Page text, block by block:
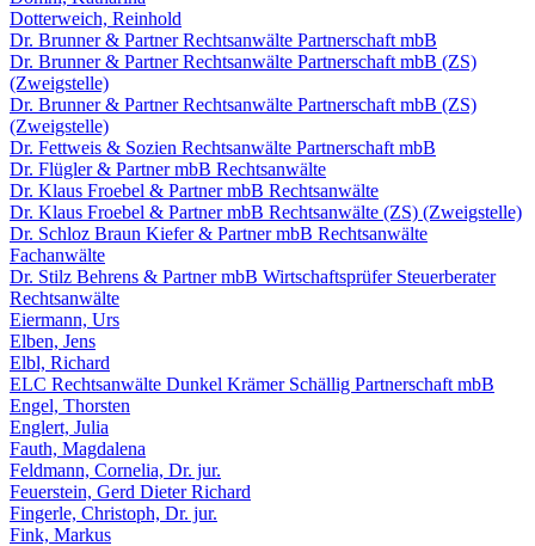
Dotterweich, Reinhold
Dr. Brunner & Partner Rechtsanwälte Partnerschaft mbB
Dr. Brunner & Partner Rechtsanwälte Partnerschaft mbB (ZS)
(Zweigstelle)
Dr. Brunner & Partner Rechtsanwälte Partnerschaft mbB (ZS)
(Zweigstelle)
Dr. Fettweis & Sozien Rechtsanwälte Partnerschaft mbB
Dr. Flügler & Partner mbB Rechtsanwälte
Dr. Klaus Froebel & Partner mbB Rechtsanwälte
Dr. Klaus Froebel & Partner mbB Rechtsanwälte (ZS) (Zweigstelle)
Dr. Schloz Braun Kiefer & Partner mbB Rechtsanwälte
Fachanwälte
Dr. Stilz Behrens & Partner mbB Wirtschaftsprüfer Steuerberater
Rechtsanwälte
Eiermann, Urs
Elben, Jens
Elbl, Richard
ELC Rechtsanwälte Dunkel Krämer Schällig Partnerschaft mbB
Engel, Thorsten
Englert, Julia
Fauth, Magdalena
Feldmann, Cornelia, Dr. jur.
Feuerstein, Gerd Dieter Richard
Fingerle, Christoph, Dr. jur.
Fink, Markus